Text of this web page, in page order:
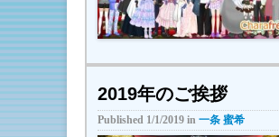
2019年のご挨拶
Published 1/1/2019 in 一条 蜜希